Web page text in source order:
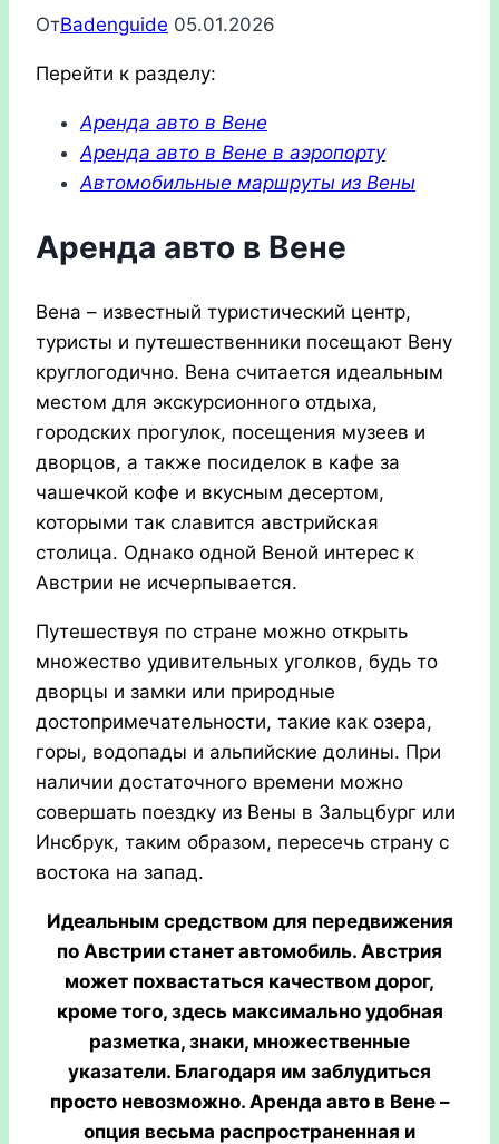
ОтBadenguide 05.01.2026
Перейти к разделу:
Аренда авто в Вене
Аренда авто в Вене в аэропорту
Автомобильные маршруты из Вены
Аренда авто в Вене
Вена – известный туристический центр,
туристы и путешественники посещают Вену
круглогодично. Вена считается идеальным
местом для экскурсионного отдыха,
городских прогулок, посещения музеев и
дворцов, а также посиделок в кафе за
чашечкой кофе и вкусным десертом,
которыми так славится австрийская
столица. Однако одной Веной интерес к
Австрии не исчерпывается.
Путешествуя по стране можно открыть
множество удивительных уголков, будь то
дворцы и замки или природные
достопримечательности, такие как озера,
горы, водопады и альпийские долины. При
наличии достаточного времени можно
совершать поездку из Вены в Зальцбург или
Инсбрук, таким образом, пересечь страну с
востока на запад.
Идеальным средством для передвижения
по Австрии станет автомобиль. Австрия
может похвастаться качеством дорог,
кроме того, здесь максимально удобная
разметка, знаки, множественные
указатели. Благодаря им заблудиться
просто невозможно. Аренда авто в Вене –
опция весьма распространенная и